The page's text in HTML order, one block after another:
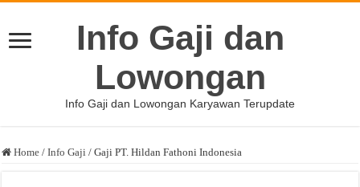
Info Gaji dan
Lowongan
Info Gaji dan Lowongan Karyawan Terupdate
Home / Info Gaji / Gaji PT. Hildan Fathoni Indonesia